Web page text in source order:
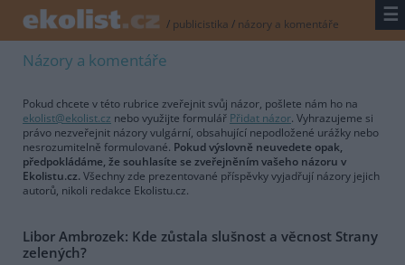
/ publicistika / názory a komentáře ☰
Názory a komentáře
Pokud chcete v této rubrice zveřejnit svůj názor, pošlete nám ho na
ekolist@ekolist.cz nebo využijte formulář Přidat názor. Vyhrazujeme si
právo nezveřejnit názory vulgární, obsahující nepodložené urážky nebo
nesrozumitelně formulované. Pokud výslovně neuvedete opak,
předpokládáme, že souhlasíte se zveřejněním vašeho názoru v
Ekolistu.cz. Všechny zde prezentované příspěvky vyjadřují názory jejich
autorů, nikoli redakce Ekolistu.cz.
Libor Ambrozek: Kde zůstala slušnost a věcnost Strany
zelených?